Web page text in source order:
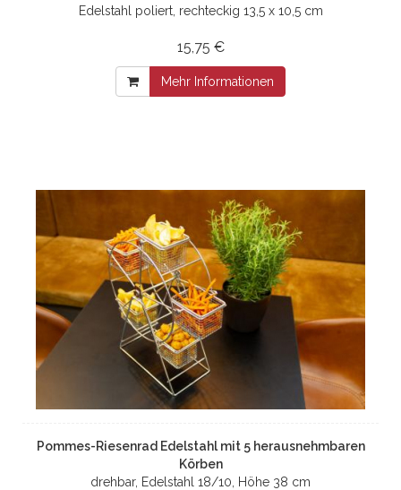
Edelstahl poliert, rechteckig 13,5 x 10,5 cm
15,75 €
Mehr Informationen
Pommes-Riesenrad Edelstahl mit 5 herausnehmbaren
Körben
drehbar, Edelstahl 18/10, Höhe 38 cm